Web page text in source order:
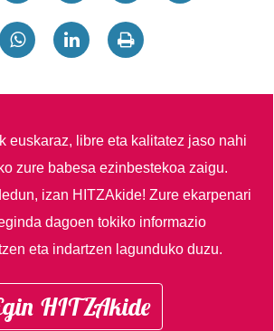
euskaraz, libre eta kalitatez jaso nahi
zure babesa ezinbestekoa zaigu.
izan HITZAkide!Zure ekarpenari
dagoen tokiko informazio
eta indartzen lagunduko duzu.
HITZAkide